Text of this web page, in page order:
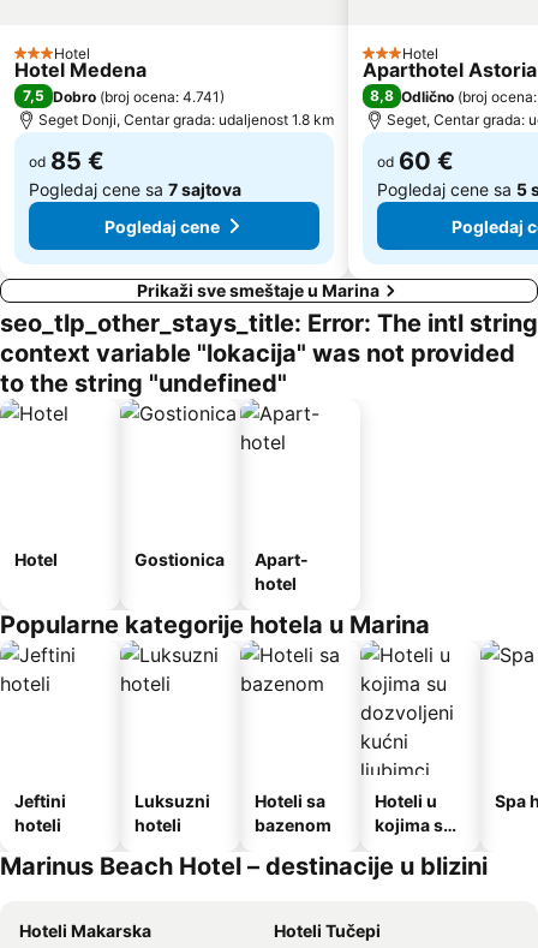
3 Zvezdice
Hotel
Hotel Medena
7,5 Dobro (broj ocena: 4.741)
Seget Donji, Centar grada: udaljenost 1.8 km
od 85 €
Pogledaj cene sa 7 sajtova
Pogledaj cene
3 Zvezdice
Hotel
Aparthotel Astoria
8,8 Odlično (broj
Seget, Centar grada:
od 60 €
Pogledaj cene sa 5
Pogledaj
Prikaži sve smeštaje u Marina
seo_tlp_other_stays_title: Error: The intl string
context variable "lokacija" was not provided
to the string "undefined"
Hotel Gostionica
Apart-
hotel
Popularne kategorije hotela u Marina
Jeftini
hoteli
Luksuzni
hoteli
Hoteli sa
bazenom
Hoteli u
kojima su
kućni
Spa
Marinus Beach Hotel – destinacije u blizini
Hoteli Makarska
Hoteli Tučepi